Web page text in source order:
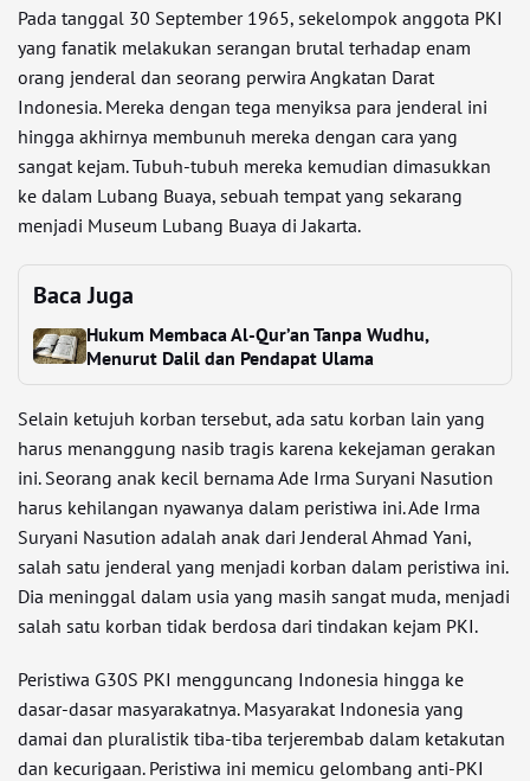
Pada tanggal 30 September 1965, sekelompok anggota PKI
yang fanatik melakukan serangan brutal terhadap enam
orang jenderal dan seorang perwira Angkatan Darat
Indonesia. Mereka dengan tega menyiksa para jenderal ini
hingga akhirnya membunuh mereka dengan cara yang
sangat kejam. Tubuh-tubuh mereka kemudian dimasukkan
ke dalam Lubang Buaya, sebuah tempat yang sekarang
menjadi Museum Lubang Buaya di Jakarta.
Baca Juga
Hukum Membaca Al-Qur’an Tanpa Wudhu,
Menurut Dalil dan Pendapat Ulama
Selain ketujuh korban tersebut, ada satu korban lain yang
harus menanggung nasib tragis karena kekejaman gerakan
ini. Seorang anak kecil bernama Ade Irma Suryani Nasution
harus kehilangan nyawanya dalam peristiwa ini. Ade Irma
Suryani Nasution adalah anak dari Jenderal Ahmad Yani,
salah satu jenderal yang menjadi korban dalam peristiwa ini.
Dia meninggal dalam usia yang masih sangat muda, menjadi
salah satu korban tidak berdosa dari tindakan kejam PKI.
Peristiwa G30S PKI mengguncang Indonesia hingga ke
dasar-dasar masyarakatnya. Masyarakat Indonesia yang
damai dan pluralistik tiba-tiba terjerembab dalam ketakutan
dan kecurigaan. Peristiwa ini memicu gelombang anti-PKI